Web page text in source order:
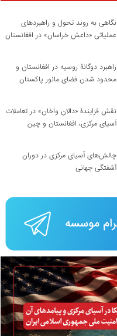
نگاهی به روند تحول و راهبردهای
عملیاتی «داعش خراسان» در افغانستان
راهبرد دوگانۀ روسیه در افغانستان و
محدود شدن فضای مانور پاکستان
نقش فزایندۀ «دالان واخان» در تعاملات
آسیای مرکزی، افغانستان و چین
چالش‌های آسیای مرکزی در دوران
آشفتگی جهانی